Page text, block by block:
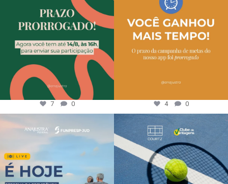
7 0 4 0